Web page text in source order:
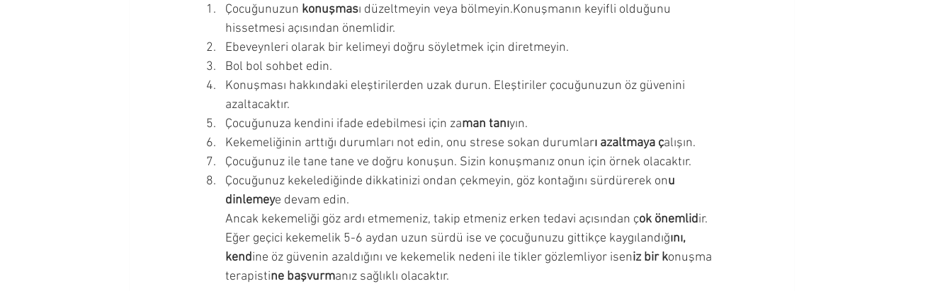
Okul Çağı Dönemi Okul Öncesi Dönemi
Çocuğumla İletişim Kurmak Çocuğuma Nasıl Davranmalıyım? Okuyucu Soruları ve Cevapları
Ergenlik Dönemi
Çocuğunuzun konuşması düzeltmeyin veya bölmeyin.Konuşmanın keyifli olduğunu
hissetmesi açısından önemlidir.
Ebeveynleri olarak bir kelimeyi doğru söyletmek için diretmeyin.
Bol bol sohbet edin.
Konuşması hakkındaki eleştirilerden uzak durun. Eleştiriler çocuğunuzun öz güvenini
azaltacaktır.
Çocuğunuza kendini ifade edebilmesi için zaman tanıyın.
Kekemeliğinin arttığı durumları not edin, onu strese sokan durumları azaltmaya çalışın.
Çocuğunuz ile tane tane ve doğru konuşun. Sizin konuşmanız onun için örnek olacaktır.
Çocuğunuz kekelediğinde dikkatinizi ondan çekmeyin, göz kontağını sürdürerek onu
dinlemeye devam edin.
Ancak kekemeliği göz ardı etmemeniz, takip etmeniz erken tedavi açısından çok önemlidir.
Eğer geçici kekemelik 5-6 aydan uzun sürdü ise ve çocuğunuzu gittikçe kaygılandığını,
kendine öz güvenin azaldığını ve kekemelik nedeni ile tikler gözlemliyor iseniz bir konuşma
terapistine başvurmanız sağlıklı olacaktır.